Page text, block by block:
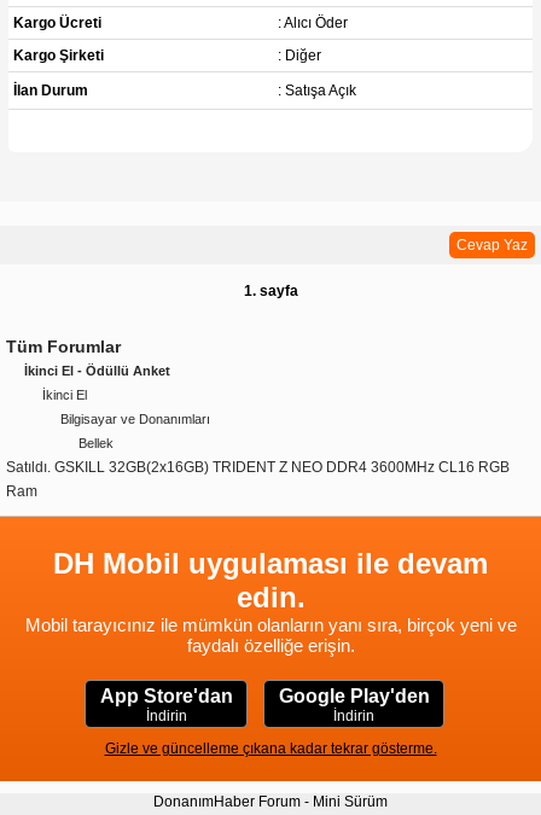
Kargo Ücreti
: Alıcı Öder
Kargo Şirketi
: Diğer
İlan Durum : Satışa Açık
Cevap Yaz
1. sayfa
Tüm Forumlar
İkinci El - Ödüllü Anket
İkinci El
Bilgisayar ve Donanımları
Bellek
Satıldı. GSKILL 32GB(2x16GB) TRIDENT Z NEO DDR4 3600MHz CL16 RGB
Ram
DH Mobil uygulaması ile devam
edin.
Mobil tarayıcınız ile mümkün olanların yanı sıra, birçok yeni ve
faydalı özelliğe erişin.
App Store'dan
İndirin
Google Play'den
İndirin
Gizle ve güncelleme çıkana kadar tekrar gösterme.
DonanımHaber Forum - Mini Sürüm